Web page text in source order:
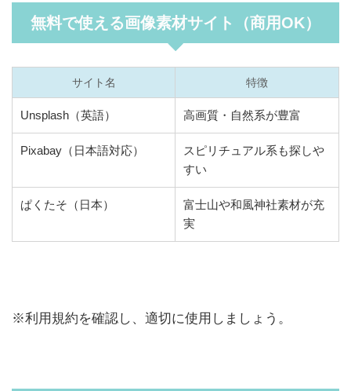
無料で使える画像素材サイト（商用OK）
サイト名 特徴
Unsplash（英語） 高画質・自然系が豊富
Pixabay（日本語対応）
スピリチュアル系も探しや
すい
ぱくたそ（日本）
富士山や和風神社素材が充
実
※利用規約を確認し、適切に使用しましょう。